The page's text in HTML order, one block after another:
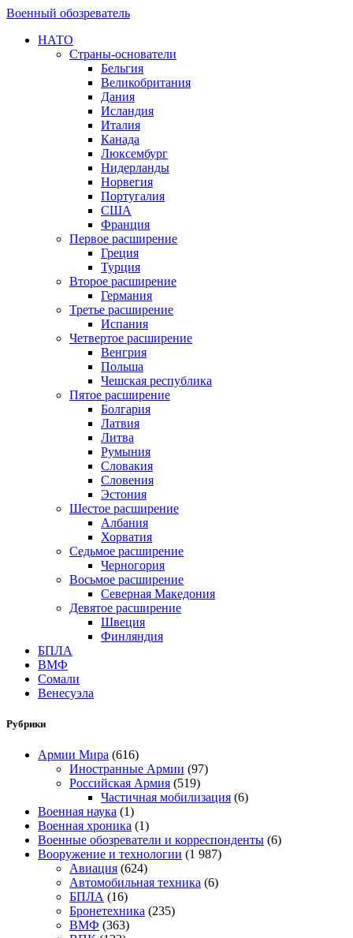
Военный обозреватель
НАТО
Страны-основатели
Бельгия
Великобритания
Дания
Исландия
Италия
Канада
Люксембург
Нидерланды
Норвегия
Португалия
США
Франция
Первое расширение
Греция
Турция
Второе расширение
Германия
Третье расширение
Испания
Четвертое расширение
Венгрия
Польша
Чешская республика
Пятое расширение
Болгария
Латвия
Литва
Румыния
Словакия
Словения
Эстония
Шестое расширение
Албания
Хорватия
Седьмое расширение
Черногория
Восьмое расширение
Северная Македония
Девятое расширение
Швеция
Финляндия
БПЛА
ВМФ
Сомали
Венесуэла
Рубрики
Армии Мира (616)
Иностранные Армии (97)
Российская Армия (519)
Частичная мобилизация (6)
Военная наука (1)
Военная хроника (1)
Военные обозреватели и корреспонденты (6)
Вооружение и технологии (1 987)
Авиация (624)
Автомобильная техника (6)
БПЛА (16)
Бронетехника (235)
ВМФ (363)